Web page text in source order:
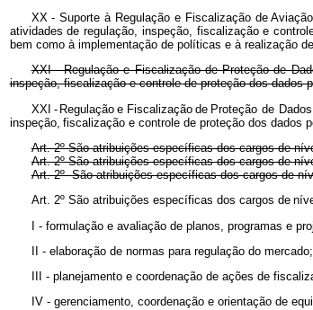
XX - Suporte à Regulação e Fiscalização de
atividades de regulação, inspeção, fiscalização e
bem como à implementação de políticas e à realização
XXI - Regulação e Fiscalização de Proteção de
inspeção, fiscalização e controle de proteção dos
XXI - Regulação e Fiscalização de Proteção de
inspeção, fiscalização e controle de proteção dos dados
Art. 2º São atribuições específicas dos cargos de
Art. 2º São atribuições específicas dos cargos de
Art. 2º São atribuições específicas dos cargos de
Art. 2º São atribuições específicas dos cargos de
I - formulação e avaliação de planos, programas e
II - elaboração de normas para regulação do mercado;
III - planejamento e coordenação de ações de
IV - gerenciamento, coordenação e orientação de